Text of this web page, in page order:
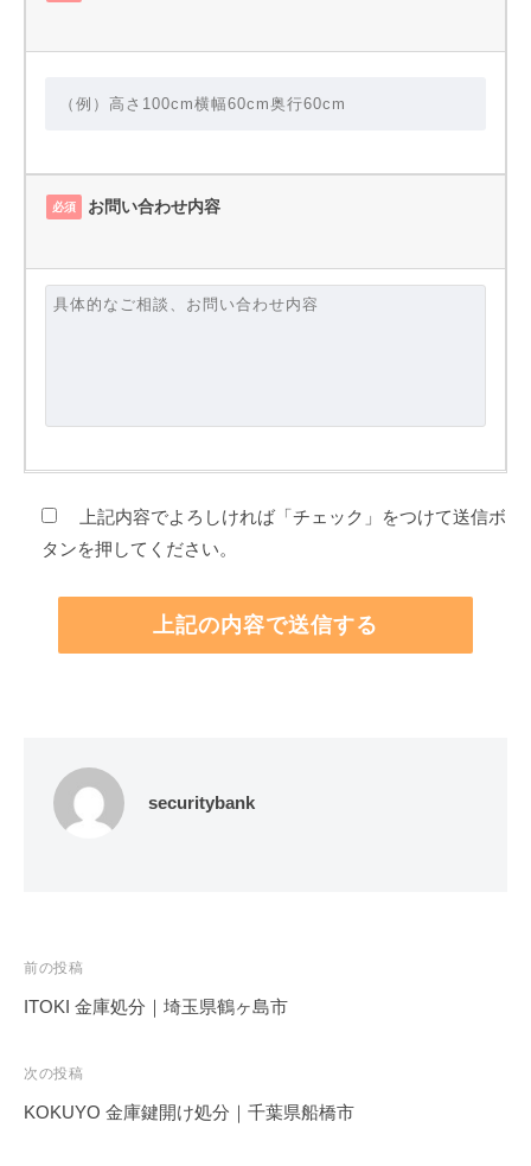
必須 お問い合わせ内容
上記内容でよろしければ「チェック」をつけて送信ボ
タンを押してください。
securitybank
投
稿
ビ
ゲ
前の投稿
ITOKI 金庫処分｜埼玉県鶴ヶ島市
次の投稿
KOKUYO 金庫鍵開け処分｜千葉県船橋市